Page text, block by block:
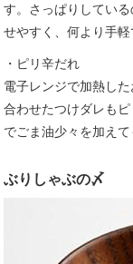
す。さっぱりしてい
せやすく、何より手軽
・ピリ辛だれ
電子レンジで加熱し
合わせたつけダレも
でごま油少々を加えて
ぶりしゃぶの〆